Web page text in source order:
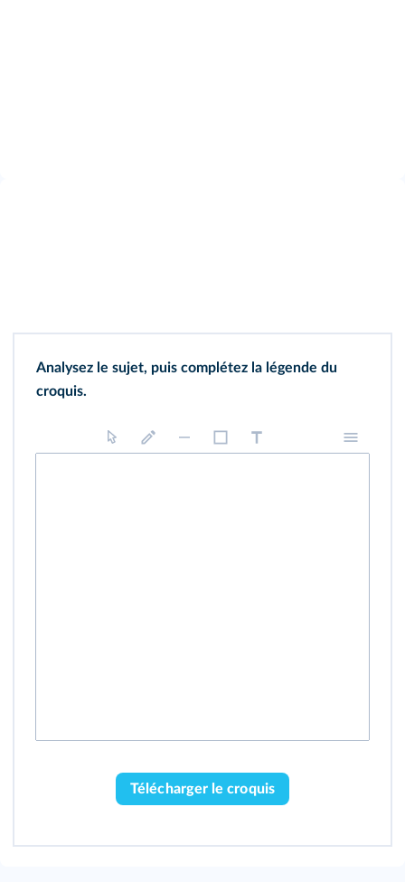
Analysez le sujet, puis complétez la légende du
croquis.
Télécharger le croquis